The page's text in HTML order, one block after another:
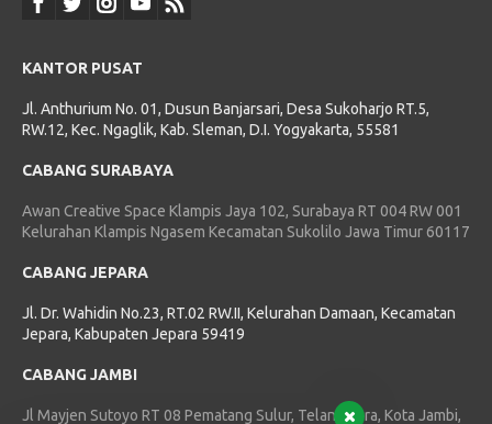
KANTOR PUSAT
Jl. Anthurium No. 01, Dusun Banjarsari, Desa Sukoharjo RT.5,
RW.12, Kec. Ngaglik, Kab. Sleman, D.I. Yogyakarta, 55581
CABANG SURABAYA
Awan Creative Space Klampis Jaya 102, Surabaya RT 004 RW 001
Kelurahan Klampis Ngasem Kecamatan Sukolilo Jawa Timur 60117
CABANG JEPARA
Jl. Dr. Wahidin No.23, RT.02 RW.II, Kelurahan Damaan, Kecamatan
Jepara, Kabupaten Jepara 59419
CABANG JAMBI
Jl Mayjen Sutoyo RT 08 Pematang Sulur, Telanaipura, Kota Jambi,